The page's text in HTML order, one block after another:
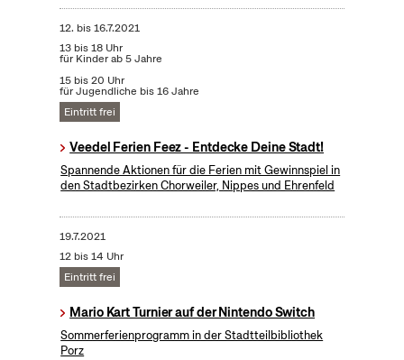
12. bis16.7.2021
13 bis 18 Uhr
für Kinder ab 5 Jahre
15 bis 20 Uhr
für Jugendliche bis 16 Jahre
Eintritt frei
Veedel Ferien Feez - Entdecke Deine Stadt!
Spannende Aktionen für die Ferien mit Gewinnspiel in
den Stadtbezirken Chorweiler, Nippes und Ehrenfeld
19.7.2021
12 bis 14 Uhr
Eintritt frei
Mario Kart Turnier auf der Nintendo Switch
Sommerferienprogramm in der Stadtteilbibliothek
Porz